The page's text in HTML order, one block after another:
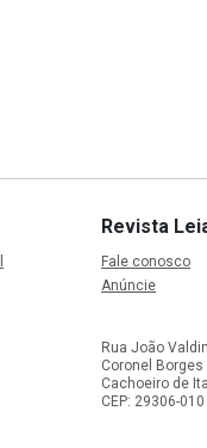
Revista
Fale conosco
Anúncie
Rua João
Coronel Borges
Cachoeiro de
CEP: 29306-010